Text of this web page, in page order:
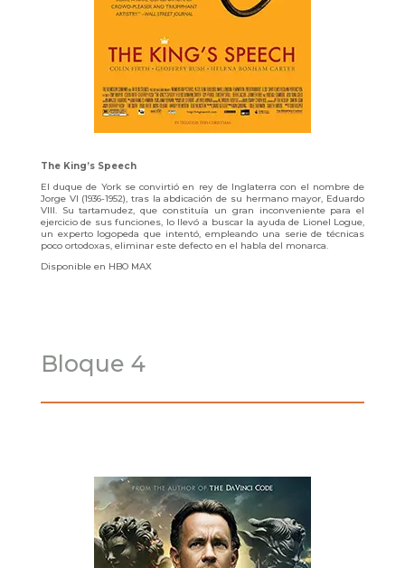
The King’s Speech
El duque de York se convirtió en rey de Inglaterra con el nombre de
Jorge VI (1936-1952), tras la abdicación de su hermano mayor, Eduardo
VIII. Su tartamudez, que constituía un gran inconveniente para el
ejercicio de sus funciones, lo llevó a buscar la ayuda de Lionel Logue,
un experto logopeda que intentó, empleando una serie de técnicas
poco ortodoxas, eliminar este defecto en el habla del monarca.
Disponible en HBO MAX
Bloque 4